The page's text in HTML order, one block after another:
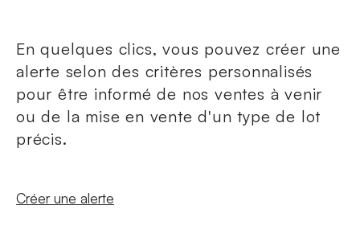
En quelques clics, vous pouvez créer une
alerte selon des critères personnalisés
pour être informé de nos ventes à venir
ou de la mise en vente d'un type de lot
précis.
Nouvelle fenêtre
Créer une alerte